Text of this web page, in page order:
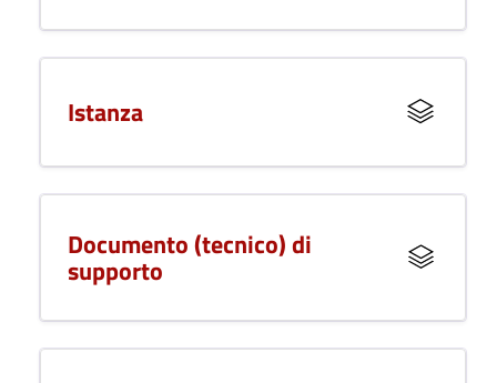
Istanza
Documento (tecnico) di
supporto